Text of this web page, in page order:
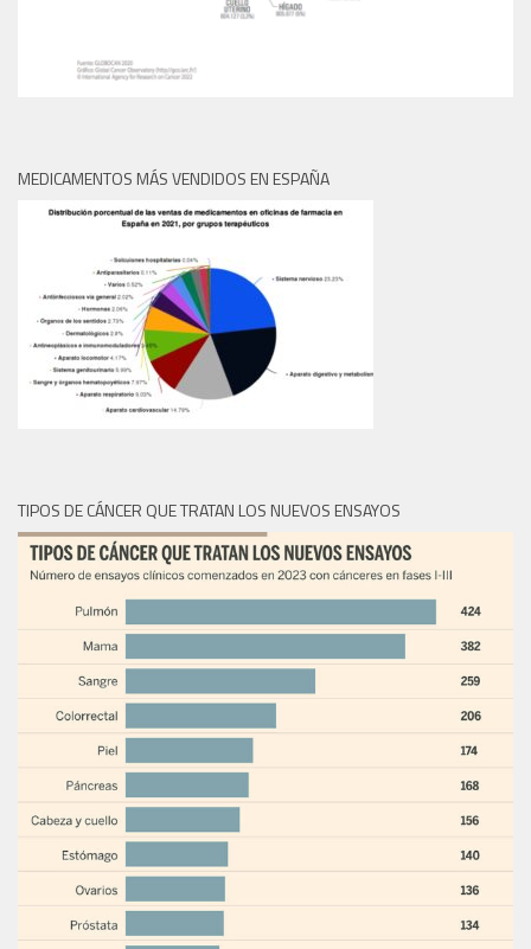
MEDICAMENTOS MÁS VENDIDOS EN ESPAÑA
TIPOS DE CÁNCER QUE TRATAN LOS NUEVOS ENSAYOS